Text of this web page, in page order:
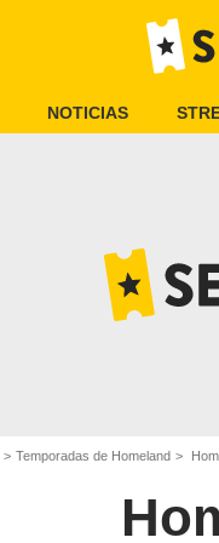
NOTICIAS
Temporadas de Homeland